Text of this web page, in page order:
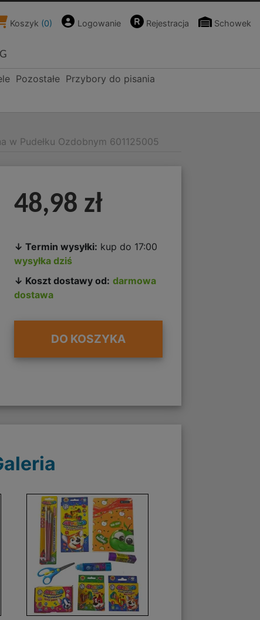
Koszyk (0) Logowanie Rejestracja Schowek
Pozostałe Przybory do pisania
w Pudełku Ozdobnym 601125005
48,98 zł
↓ Termin wysyłki: kup do 17:00
wysyłka dziś
↓ Koszt dostawy od: darmowa
dostawa
DO KOSZYKA